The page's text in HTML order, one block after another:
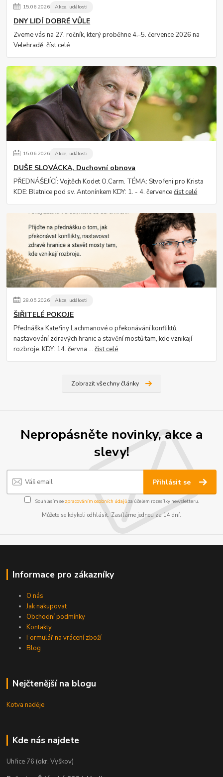
15.06.2026 Akce, události
DNY LIDÍ DOBRÉ VŮLE
Zveme vás na 27. ročník, který proběhne 4.–5. července 2026 na
Velehradě.číst celé
15.06.2026 Akce, události
DUŠE SLOVÁCKA, Duchovní obnova
PŘEDNÁŠEJÍCÍ: Vojtěch Kodet O.Carm. TÉMA: Stvořeni pro Krista
KDE: Blatnice pod sv. Antonínkem KDY: 1. - 4. červencečíst celé
28.05.2026 Akce, události
ŠIŘITELÉ POKOJE
Přednáška Kateřiny Lachmanové o překonávání konfliktů,
nastavování zdravých hranic a stavění mostů tam, kde vznikají
rozbroje. KDY: 14. června ...číst celé
Zobrazit všechny články
Nepropásněte novinky, akce a
slevy!
Přihlásit se
Souhlasím se zpracováním osobních údajůza účelem rozesílky newsletteru.
Můžete se kdykoli odhlásit. Zasíláme jednou za 14 dní.
Informace pro zákazníky
O nás
Jak nakupovat
Obchodní podmínky
Kontakty
Formulář na vrácení zboží
Blog
Nejčtenější na blogu
Kotva naděje
Kde nás najdete
Uhřice 76 (okr. Vyškov)